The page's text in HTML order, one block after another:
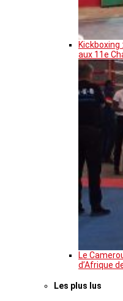
Kickboxing
aux 11e
Le
d’Afrique
Les plus lus